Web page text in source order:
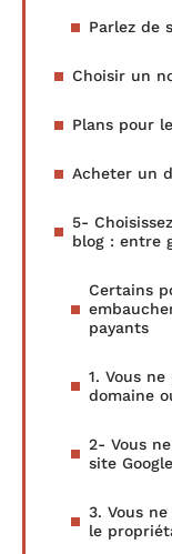
Parlez de
Choisir un
Plans pour
Acheter un
5-
blog : entre
Certains
payants
1. Vous
domaine
2- Vous
site
3. Vous
le